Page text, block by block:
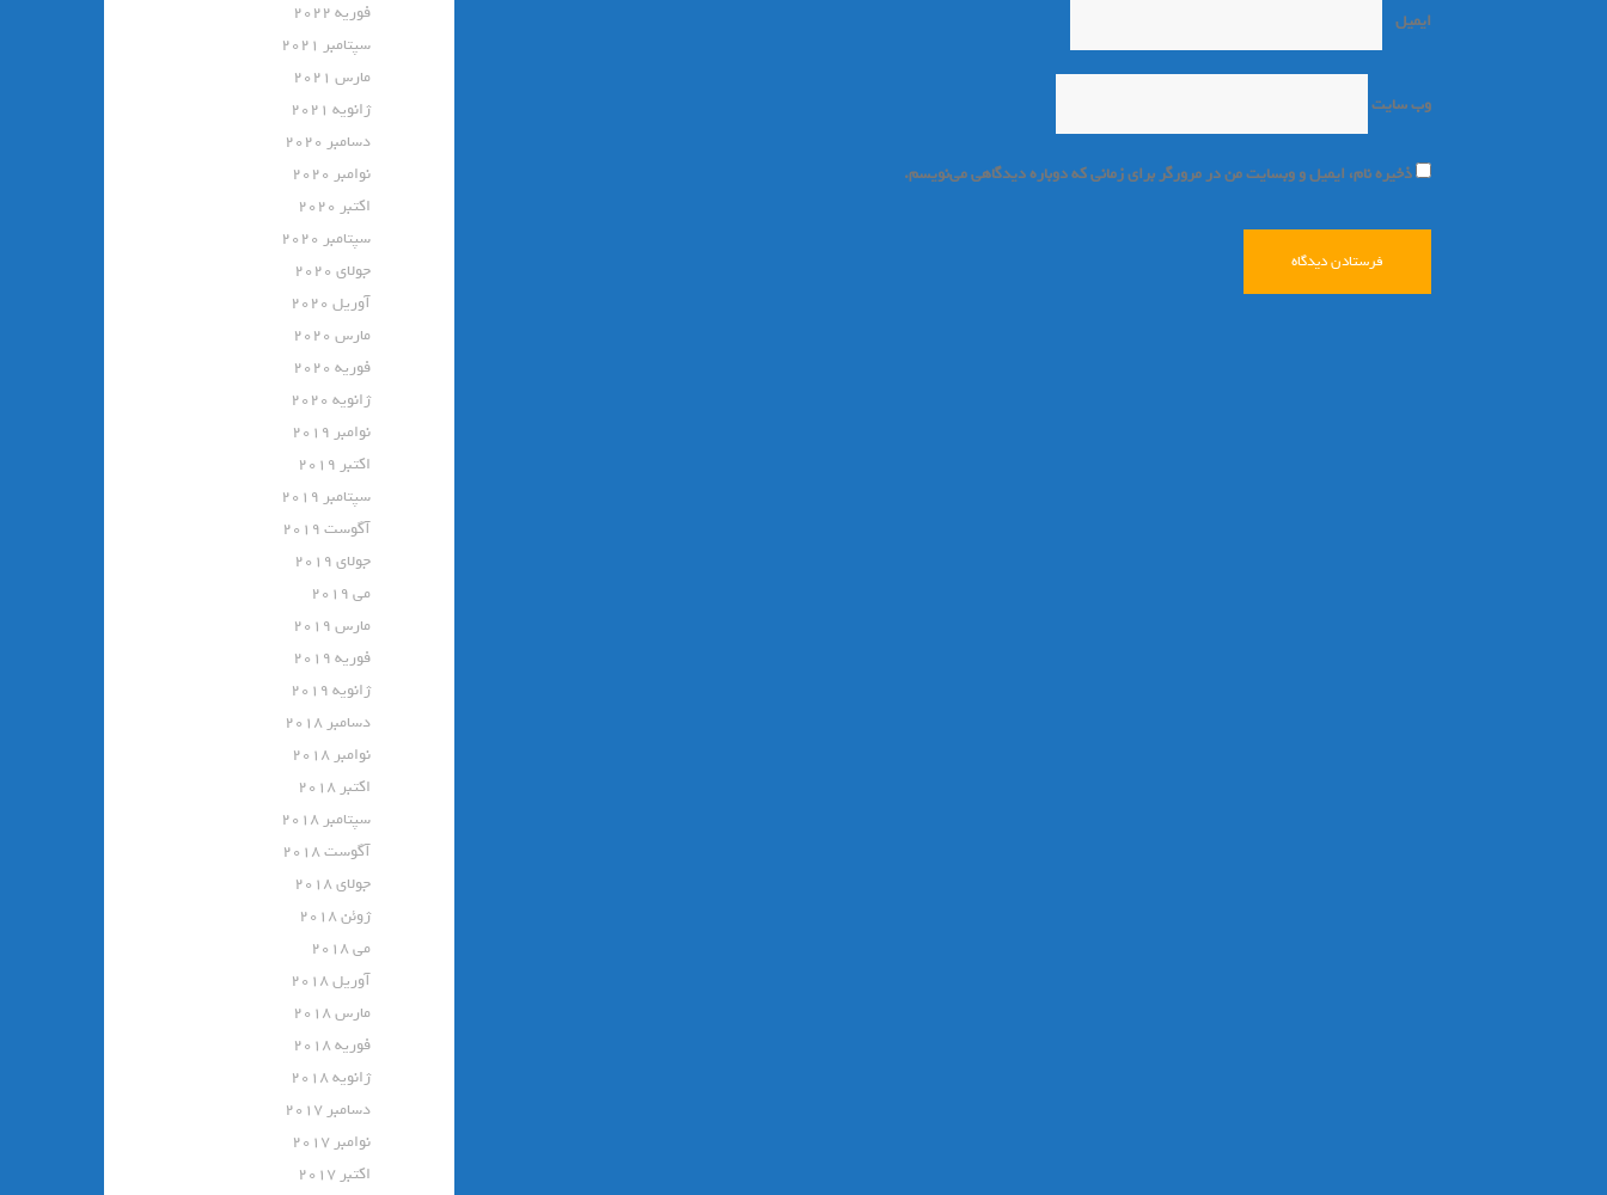
ایمیل
وب‌ سایت
ذخیره نام، ایمیل و وبسایت من در مرورگر برای زمانی که دوباره دیدگاهی می‌نویسم.
فوریه 2022
سپتامبر 2021
مارس 2021
ژانویه 2021
دسامبر 2020
نوامبر 2020
اکتبر 2020
سپتامبر 2020
جولای 2020
آوریل 2020
مارس 2020
فوریه 2020
ژانویه 2020
نوامبر 2019
اکتبر 2019
سپتامبر 2019
آگوست 2019
جولای 2019
می 2019
مارس 2019
فوریه 2019
ژانویه 2019
دسامبر 2018
نوامبر 2018
اکتبر 2018
سپتامبر 2018
آگوست 2018
جولای 2018
ژوئن 2018
می 2018
آوریل 2018
مارس 2018
فوریه 2018
ژانویه 2018
دسامبر 2017
نوامبر 2017
اکتبر 2017